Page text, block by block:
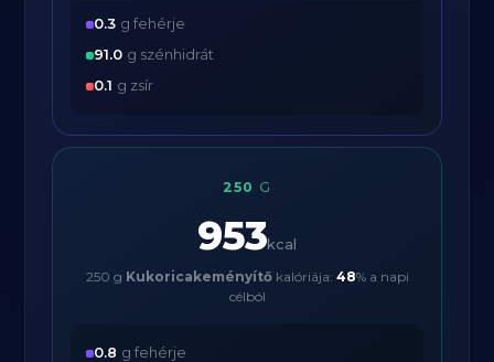
0.3 g fehérje
91.0 g szénhidrát
0.1 g zsír
250 G
953kcal
250 g Kukoricakeményítőkalóriája: 48% a napi
célból
0.8 g fehérje